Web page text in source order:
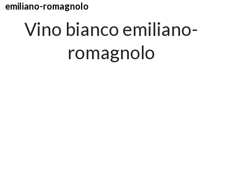
emiliano-romagnolo
Vino bianco emiliano-
romagnolo